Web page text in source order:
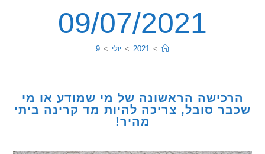
09/07/2021
2021
> יולי >
9
הראשונה של מי שמודע או מי
סובל, צריכה להיות מד קרינה ביתי
מהיר!